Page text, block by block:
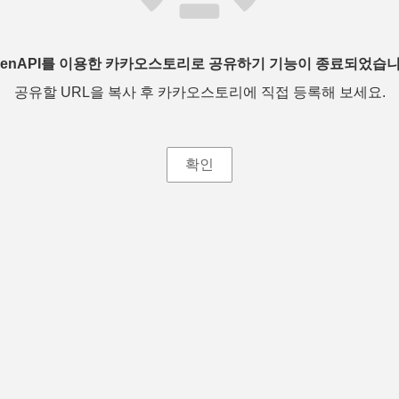
를 이용한 카카오스토리로 공유하기 기능이 종료되었습
공유할 URL을 복사 후 카카오스토리에 직접 등록해 보세요.
확인